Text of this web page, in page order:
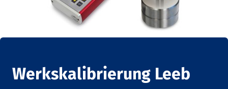
Werkskalibrierung Leeb